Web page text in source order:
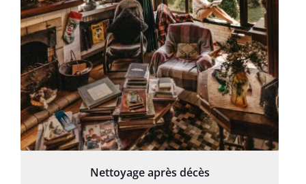
Nettoyage après décès